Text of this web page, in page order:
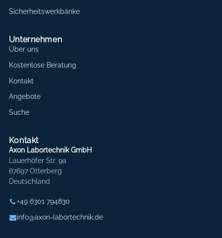
Sicherheitswerkbänke
Unternehmen
Über uns
Kostenlose Beratung
Kontakt
Angebote
Suche
Kontakt
Axon Labortechnik GmbH
Lauerhöfer Str. 9a
67697 Otterberg
Deutschland
+49 6301 794830
info@axon-labortechnik.de